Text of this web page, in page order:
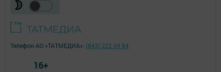
Телефон АО «ТАТМЕДИА»: (843) 222 09 84
16+